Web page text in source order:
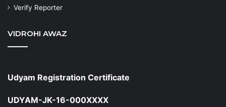
Verify Reporter
VIDROHI AWAZ
Udyam Registration Certificate
UDYAM-JK-16-000XXXX